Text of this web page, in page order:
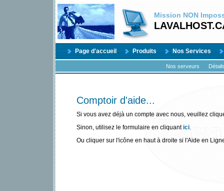
Mission NON
Page d'accueil Produits Nos Services
Nos serveurs
Comptoir d'aide...
Si vous avez déjà un compte avec nous, veuillez
Sinon, utilisez le formulaire en cliquantici.
Ou cliquer sur l'icône en haut à droite si l'Aide en